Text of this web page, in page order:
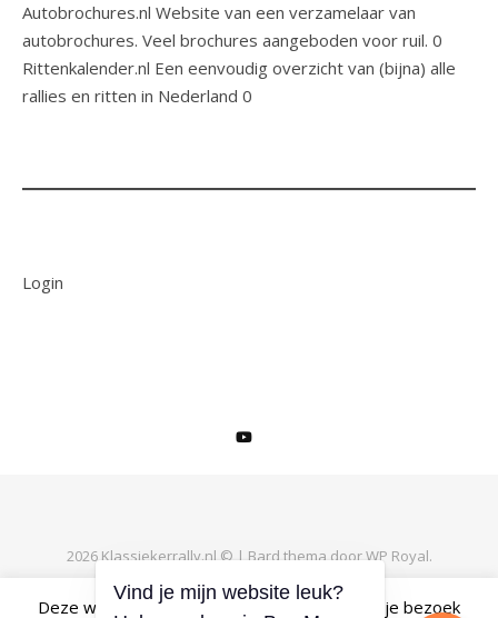
Autobrochures.nl Website van een verzamelaar van
autobrochures. Veel brochures aangeboden voor ruil. 0
Rittenkalender.nl Een eenvoudig overzicht van (bijna) alle
rallies en ritten in Nederland 0
Login
2026 Klassiekerrally.nl © |Bard thema doorWP Royal.
Deze website maakt gebruik van cookies om je bezoek